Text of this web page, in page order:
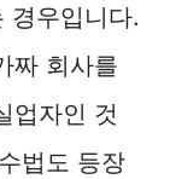
경우입니다.
짜 회사를
업자인 것
법도 등장